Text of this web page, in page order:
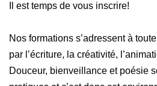
Il est temps de vous inscrire!
Nos formations s’adressent à
par l’écriture, la créativité,
Douceur, bienveillance et poésie